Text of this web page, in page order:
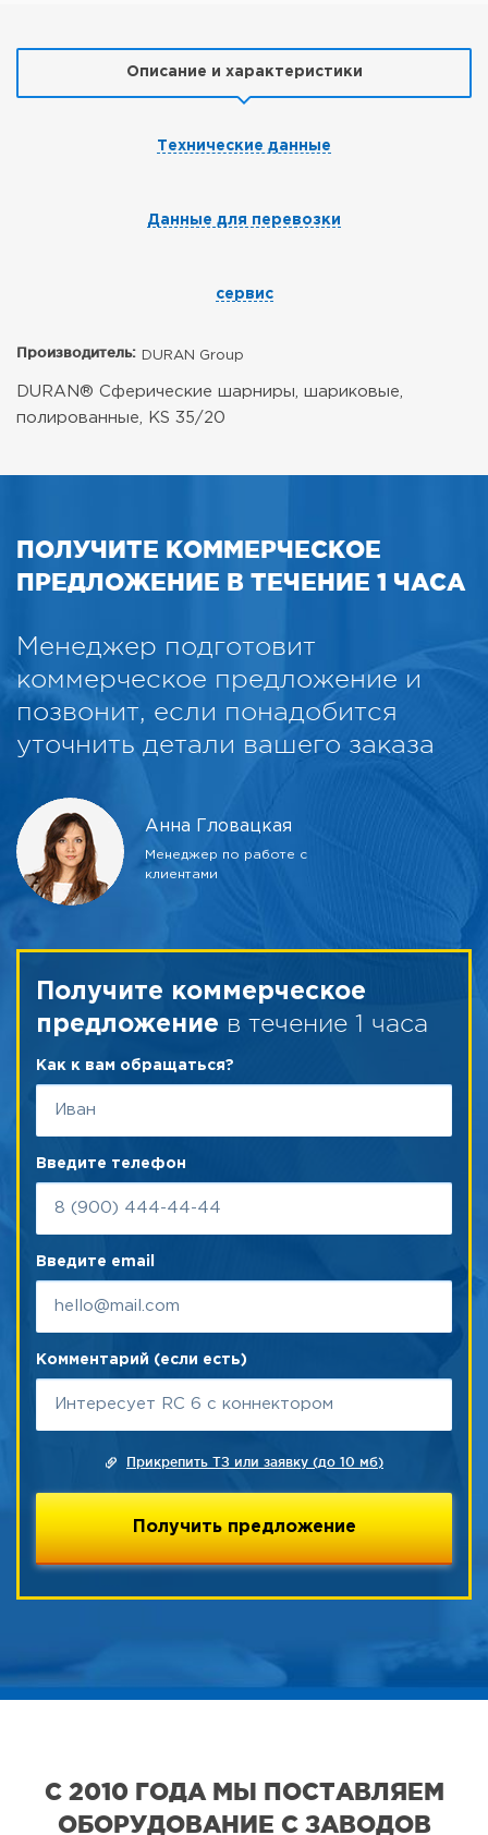
Описание и характеристики
Технические данные
Данные для перевозки
сервис
Производитель: DURAN Group
DURAN® Сферические шарниры, шариковые,
полированные, KS 35/20
ПОЛУЧИТЕ КОММЕРЧЕСКОЕ
ПРЕДЛОЖЕНИЕ В ТЕЧЕНИЕ 1 ЧАСА
Менеджер подготовит
коммерческое предложение и
позвонит, если понадобится
уточнить детали вашего заказа
Анна Гловацкая
Менеджер по работе с
клиентами
Получите коммерческое
предложение в течение 1 часа
Как к вам обращаться?
Введите телефон
Введите email
Комментарий (если есть)
Прикрепить ТЗ или заявку (до 10 мб)
С 2010 ГОДА МЫ ПОСТАВЛЯЕМ
ОБОРУДОВАНИЕ С ЗАВОДОВ